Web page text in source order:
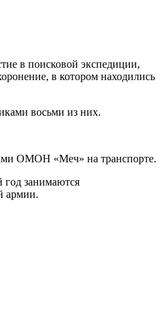
в поисковой экспедиции,
в котором находились
восьми из них.
ОМОН «Меч» на транспорте.
занимаются
армии.